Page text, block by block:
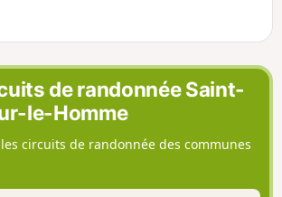
de randonnée Saint-
le-Homme
circuits de randonnée des communes